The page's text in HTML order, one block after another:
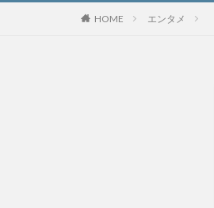
HOME エンタメ